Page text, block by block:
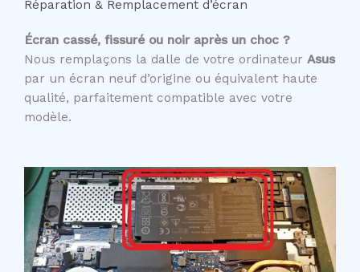
Réparation & Remplacement d’écran
Écran cassé, fissuré ou noir après un choc ?
Nous remplaçons la dalle de votre ordinateur Asus
par un écran neuf d’origine ou équivalent haute
qualité, parfaitement compatible avec votre
modèle.